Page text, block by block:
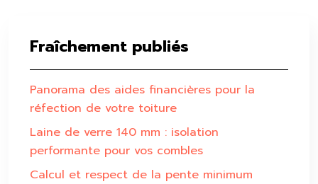
Fraîchement publiés
Panorama des aides financières pour la
réfection de votre toiture
Laine de verre 140 mm : isolation
performante pour vos combles
Calcul et respect de la pente minimum